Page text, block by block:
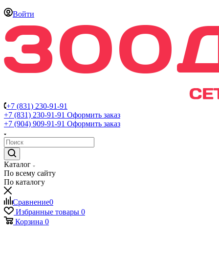
Войти
+7 (831) 230-91-91
+7 (831) 230-91-91 Оформить заказ
+7 (904) 909-91-91 Оформить заказ
Каталог
По всему сайту
По каталогу
Сравнение0
Избранные товары 0
Корзина 0